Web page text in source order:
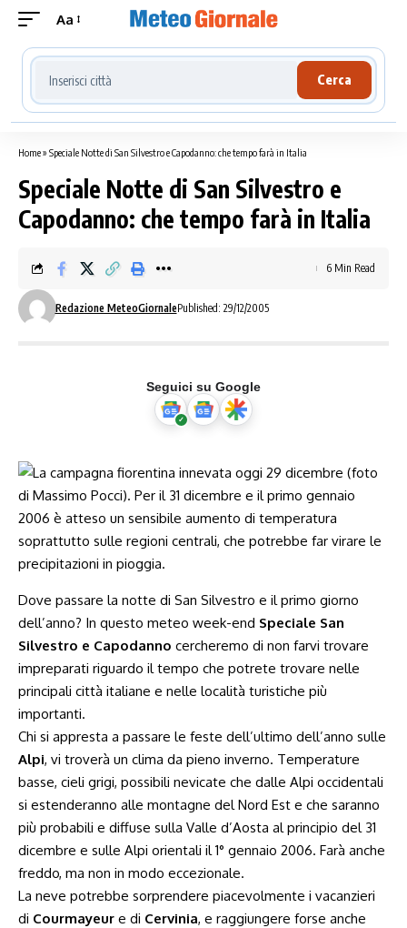
Aa
Cerca località meteo
Cerca
Home» Speciale Notte di San Silvestro e Capodanno: che tempo farà in Italia
Speciale Notte di San Silvestro e
Capodanno: che tempo farà in Italia
Redazione MeteoGiornalePublished: 29/12/2005
6 Min Read
Seguici su Google
Dove passare la notte di San Silvestro e il primo giorno
dell’anno? In questo meteo week-end Speciale San
Silvestro e Capodanno cercheremo di non farvi trovare
impreparati riguardo il tempo che potrete trovare nelle
principali città italiane e nelle località turistiche più
importanti.
Chi si appresta a passare le feste dell’ultimo dell’anno sulle
Alpi, vi troverà un clima da pieno inverno. Temperature
basse, cieli grigi, possibili nevicate che dalle Alpi occidentali
si estenderanno alle montagne del Nord Est e che saranno
più probabili e diffuse sulla Valle d’Aosta al principio del 31
dicembre e sulle Alpi orientali il 1° gennaio 2006. Farà anche
freddo, ma non in modo eccezionale.
La neve potrebbe sorprendere piacevolmente i vacanzieri
di Courmayeur e di Cervinia, e raggiungere forse anche